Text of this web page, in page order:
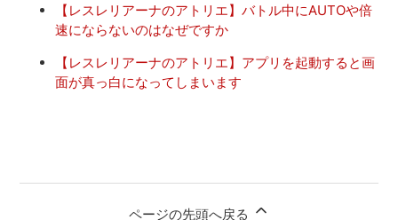
【レスレリアーナのアトリエ】バトル中にAUTOや倍
速にならないのはなぜですか
【レスレリアーナのアトリエ】アプリを起動すると画
面が真っ白になってしまいます
ページの先頭へ戻る